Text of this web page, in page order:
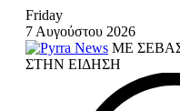
Skip
content
Friday
7 Αυγούστου 2026
ΜΕ
ΣΤΗΝ ΕΙΔΗΣΗ